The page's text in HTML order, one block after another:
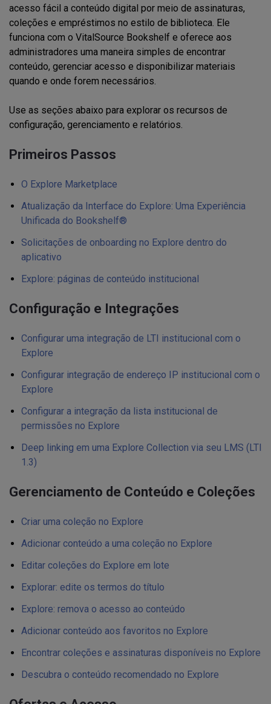
acesso fácil a conteúdo digital por meio de assinaturas,
coleções e empréstimos no estilo de biblioteca. Ele
funciona com o VitalSource Bookshelf e oferece aos
administradores uma maneira simples de encontrar
conteúdo, gerenciar acesso e disponibilizar materiais
quando e onde forem necessários.
Use as seções abaixo para explorar os recursos de
configuração, gerenciamento e relatórios.
Primeiros Passos
O Explore Marketplace
Atualização da Interface do Explore: Uma Experiência
Unificada do Bookshelf®
Solicitações de onboarding no Explore dentro do
aplicativo
Explore: páginas de conteúdo institucional
Configuração e Integrações
Configurar uma integração de LTI institucional com o
Explore
Configurar integração de endereço IP institucional com o
Explore
Configurar a integração da lista institucional de
permissões no Explore
Deep linking em uma Explore Collection via seu LMS (LTI
1.3)
Gerenciamento de Conteúdo e Coleções
Criar uma coleção no Explore
Adicionar conteúdo a uma coleção no Explore
Editar coleções do Explore em lote
Explorar: edite os termos do título
Explore: remova o acesso ao conteúdo
Adicionar conteúdo aos favoritos no Explore
Encontrar coleções e assinaturas disponíveis no Explore
Descubra o conteúdo recomendado no Explore